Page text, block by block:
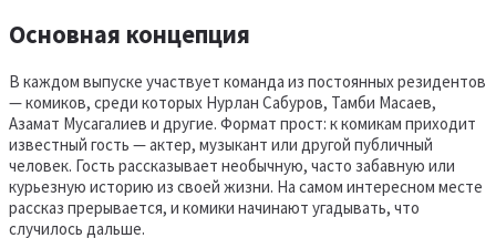
Основная концепция
В каждом выпуске участвует команда из постоянных резидентов
— комиков, среди которых Нурлан Сабуров, Тамби Масаев,
Азамат Мусагалиев и другие. Формат прост: к комикам приходит
известный гость — актер, музыкант или другой публичный
человек. Гость рассказывает необычную, часто забавную или
курьезную историю из своей жизни. На самом интересном месте
рассказ прерывается, и комики начинают угадывать, что
случилось дальше.